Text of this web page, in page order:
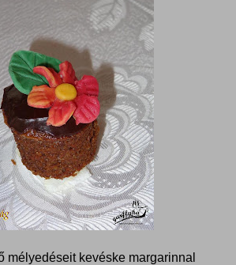
mélyedéseit kevéske margarinnal